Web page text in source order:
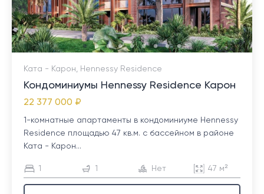
Ката - Карон, Hennessy Residence
Кондоминиумы Hennessy Residence Карон
22 377 000 ₽
1-комнатные апартаменты в кондоминиуме Hennessy
Residence площадью 47 кв.м. с бассейном в районе
Ката - Карон...
1 1 Нет 47 м²